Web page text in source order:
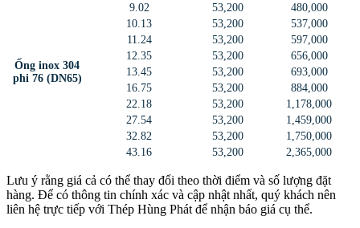
Ống inox 304
phi 76 (DN65)
9.02
53,200
480,000
10.13
53,200
537,000
11.24
53,200
597,000
12.35
53,200
656,000
13.45
53,200
693,000
16.75
53,200
884,000
22.18
53,200
1,178,000
27.54
53,200
1,459,000
32.82
53,200
1,750,000
43.16
53,200 2,365,000
Lưu ý rằng giá cả có thể thay đổi theo thời điểm và số lượng đặt
hàng. Để có thông tin chính xác và cập nhật nhất, quý khách nên
liên hệ trực tiếp với Thép Hùng Phát để nhận báo giá cụ thể.